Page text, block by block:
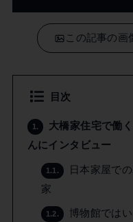
この記事の画
目次
1.
大橋家住宅で働
んにインタビュー
1.1.
日本家屋で
家
1.2. 博物館では